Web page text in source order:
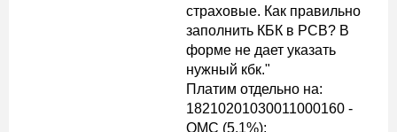
страховые. Как правильно
заполнить КБК в РСВ? В
форме не дает указать
нужный кбк."
Платим отдельно на:
18210201030011000160 -
ОМС (5,1%);